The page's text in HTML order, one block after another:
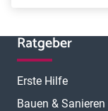
Ratgeber
Erste Hilfe
Bauen & Sanieren